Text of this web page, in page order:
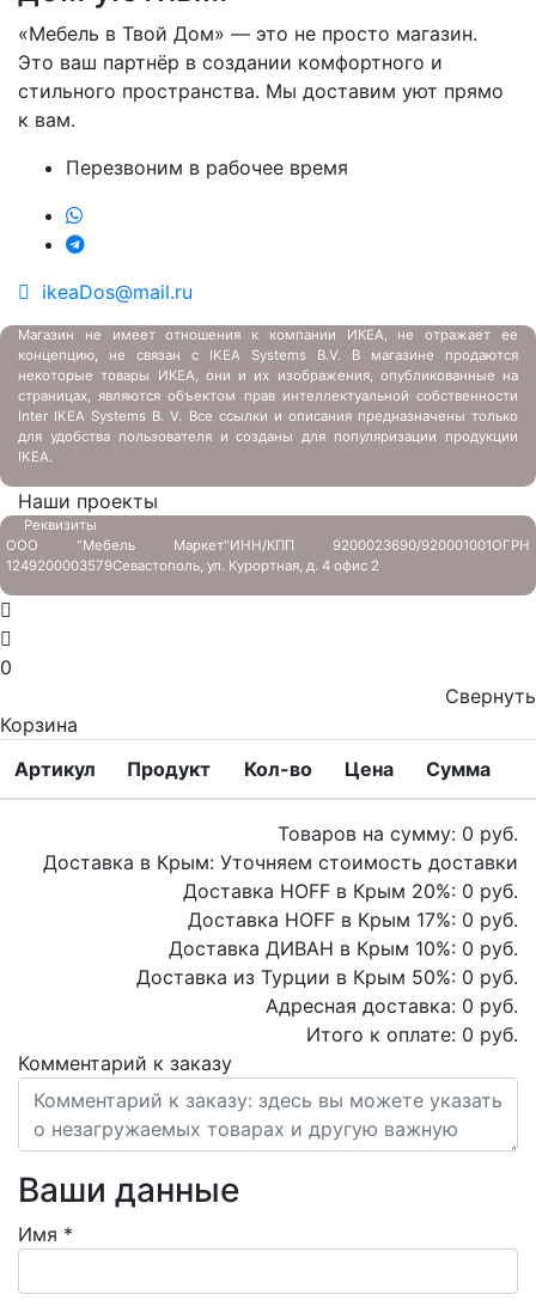
«Мебель в Твой Дом» — это не просто магазин.
Это ваш партнёр в создании комфортного и
стильного пространства. Мы доставим уют прямо
к вам.
Перезвоним в рабочее время
ikeaDos@mail.ru
Магазин не имеет отношения к компании ИКЕА, не отражает ее
концепцию, не связан с IKEA Systems B.V. В магазине продаются
некоторые товары ИКЕА, они и их изображения, опубликованные на
страницах, являются объектом прав интеллектуальной собственности
Inter IKEA Systems B. V. Все ссылки и описания предназначены только
для удобства пользователя и созданы для популяризации продукции
IKEA.
Наши проекты
Реквизиты
ООО "Мебель Маркет"ИНН/КПП 9200023690/920001001ОГРН
1249200003579Севастополь, ул. Курортная, д. 4 офис 2
0
Свернуть
Корзина
Артикул
Продукт Кол-во Цена Сумма
Товаров на сумму: 0 руб.
Доставка в Крым: Уточняем стоимость доставки
Доставка HOFF в Крым 20%: 0 руб.
Доставка HOFF в Крым 17%: 0 руб.
Доставка ДИВАН в Крым 10%: 0 руб.
Доставка из Турции в Крым 50%: 0 руб.
Адресная доставка: 0 руб.
Итого к оплате: 0 руб.
Комментарий к заказу
Ваши данные
Имя *